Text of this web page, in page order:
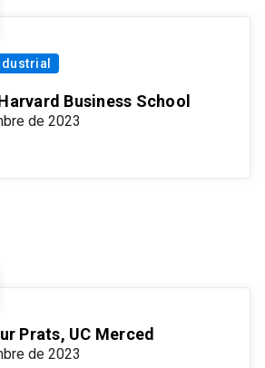
Business School
de 2023
Prats, UC Merced
de 2023